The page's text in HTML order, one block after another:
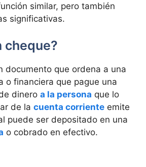
similar, pero también
significativas.
cheque?
documento que ordena a una
o financiera que pague una
dinero a la persona que lo
de la cuenta corriente emite
puede ser depositado en una
o cobrado en efectivo.